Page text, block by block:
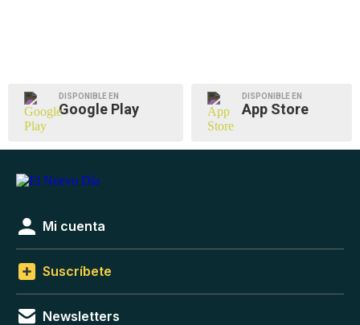
DISPONIBLE EN
Google Play
DISPONIBLE EN
App Store
Mi cuenta
Suscríbete
Newsletters